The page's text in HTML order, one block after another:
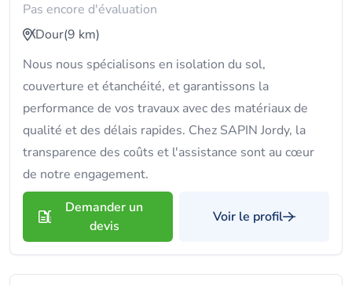
Pas encore d'évaluation
Dour(9 km)
Nous nous spécialisons en isolation du sol,
couverture et étanchéité, et garantissons la
performance de vos travaux avec des matériaux de
qualité et des délais rapides. Chez SAPIN Jordy, la
transparence des coûts et l'assistance sont au cœur
de notre engagement.
Demander un
devis
Voir le profil